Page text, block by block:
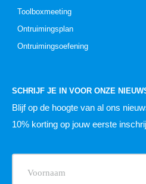
Toolboxmeeting
Ontruimingsplan
Ontruimingsoefening
SCHRIJF JE IN VOOR ONZE
Blijf op de hoogte van al ons
10% korting op jouw eerste
(Vereist)